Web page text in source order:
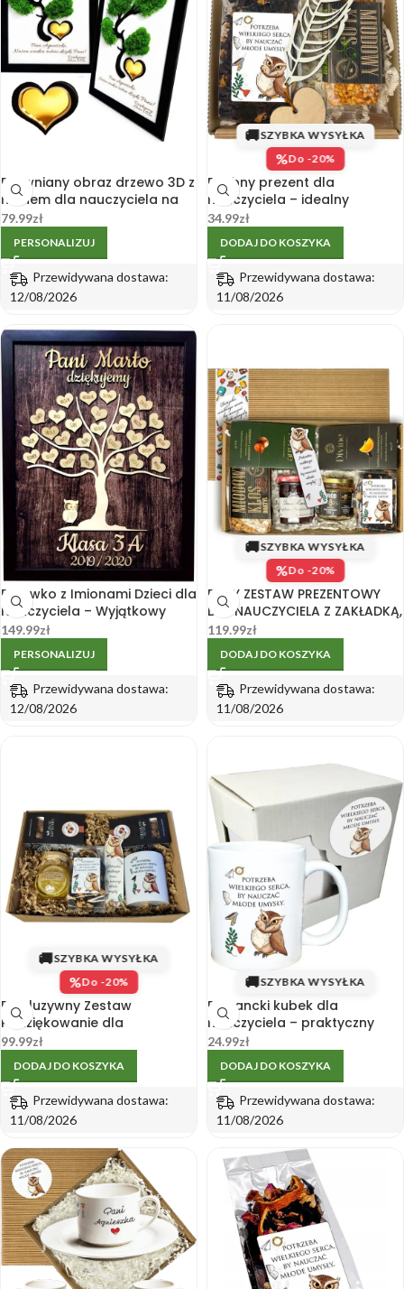
Drewniany obraz drzewo 3D z
mchem dla nauczyciela na
koniec roku
79.99zł
PERSONALIZUJ
Przewidywana dostawa:
12/08/2026
🚚SZYBKA WYSYŁKA
%Do -20%
Drobny prezent dla
nauczyciela – idealny
upominek
34.99zł
DODAJ DO KOSZYKA
Przewidywana dostawa:
11/08/2026
Drzewko z Imionami Dzieci dla
Nauczyciela – Wyjątkowy
Prezent
149.99zł
PERSONALIZUJ
Przewidywana dostawa:
12/08/2026
🚚SZYBKA WYSYŁKA
%Do -20%
DUŻY ZESTAW PREZENTOWY
DLA NAUCZYCIELA Z ZAKŁADKĄ,
MIODEM, KONFITURĄ I
119.99zł
DODAJ DO KOSZYKA
Przewidywana dostawa:
11/08/2026
🚚SZYBKA WYSYŁKA
%Do -20%
Ekskluzywny Zestaw
Podziękowanie dla
Nauczyciela – Naturalne
99.99zł
DODAJ DO KOSZYKA
Przewidywana dostawa:
11/08/2026
🚚SZYBKA WYSYŁKA
Elegancki kubek dla
nauczyciela – praktyczny
prezent
24.99zł
DODAJ DO KOSZYKA
Przewidywana dostawa:
11/08/2026